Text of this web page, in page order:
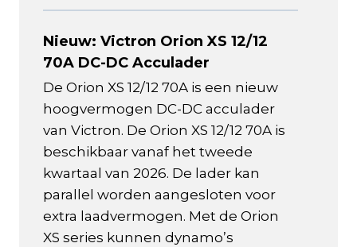
Nieuw: Victron Orion XS 12/12
70A DC-DC Acculader
De Orion XS 12/12 70A is een nieuw
hoogvermogen DC-DC acculader
van Victron. De Orion XS 12/12 70A is
beschikbaar vanaf het tweede
kwartaal van 2026. De lader kan
parallel worden aangesloten voor
extra laadvermogen. Met de Orion
XS series kunnen dynamo’s